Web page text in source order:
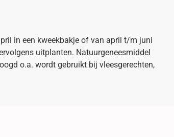
in een kweekbakje of van april t/m juni
uitplanten. Natuurgeneesmiddel
o.a. wordt gebruikt bij vleesgerechten,